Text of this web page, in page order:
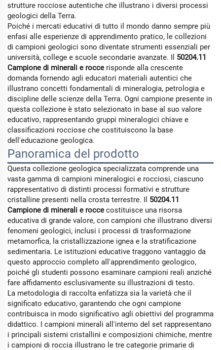
strutture rocciose autentiche che illustrano i diversi processi
geologici della Terra.
Poiché i mercati educativi di tutto il mondo danno sempre più
enfasi alle esperienze di apprendimento pratico, le collezioni
di campioni geologici sono diventate strumenti essenziali per
università, college e scuole secondarie avanzate. Il 50204.11
Campione di minerali e rocce risponde alla crescente
domanda fornendo agli educatori materiali autentici che
illustrano concetti fondamentali di mineralogia, petrologia e
discipline delle scienze della Terra. Ogni campione presente in
questa collezione è stato selezionato in base al suo valore
educativo, rappresentando gruppi mineralogici chiave e
classificazioni rocciose che costituiscono la base
dell'educazione geologica.
Panoramica del prodotto
Questa collezione geologica specializzata comprende una
vasta gamma di campioni mineralogici e rocciosi, ciascuno
rappresentativo di distinti processi formativi e strutture
cristalline presenti nella crosta terrestre. Il 50204.11
Campione di minerali e rocce costituisce una risorsa
educativa di grande valore, con campioni che illustrano diversi
fenomeni geologici, inclusi i processi di trasformazione
metamorfica, la cristallizzazione ignea e la stratificazione
sedimentaria. Le istituzioni educative traggono vantaggio da
questo approccio completo all'apprendimento geologico,
poiché gli studenti possono esaminare campioni reali anziché
fare affidamento esclusivamente su illustrazioni di testo.
La metodologia di raccolta enfatizza sia la varietà che il
significato educativo, garantendo che ogni campione
contribuisca in modo significativo agli obiettivi del programma
didattico. I campioni minerali all'interno del set rappresentano
i principali sistemi cristallini e composizioni chimiche, mentre
i campioni di roccia illustrano le tre categorie primarie di